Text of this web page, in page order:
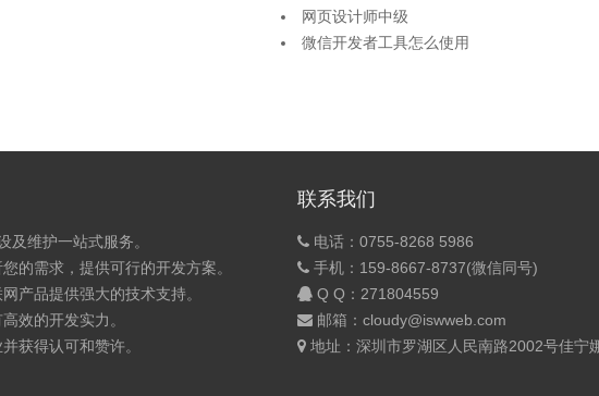
网页设计师中级
微信开发者工具怎么使用
维护一站式服务。
的需求，提供可行的开发方案。
产品提供强大的技术支持。
效的开发实力。
获得认可和赞许。
联系我们
电话：0755-8268 5986
手机：159-8667-8737(微信同号)
Q Q： 271804559
邮箱：cloudy@iswweb.com
地址：深圳市罗湖区人民南路2002号佳宁